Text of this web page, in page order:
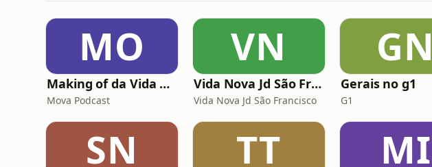
MO
Making of da Vida Alheia - Mova
Mova Podcast
VN
Vida Nova Jd São Francisco
Vida Nova Jd São Francisco
GN
Gerais no g1
G1
SN TT MI